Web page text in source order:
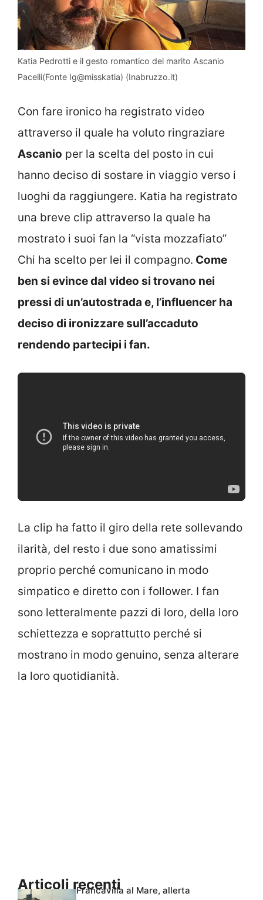
Katia Pedrotti e il gesto romantico del marito Ascanio
Pacelli(Fonte Ig@misskatia) (Inabruzzo.it)
Con fare ironico ha registrato video
attraverso il quale ha voluto ringraziare
Ascanio per la scelta del posto in cui
hanno deciso di sostare in viaggio verso i
luoghi da raggiungere. Katia ha registrato
una breve clip attraverso la quale ha
mostrato i suoi fan la “vista mozzafiato”
Chi ha scelto per lei il compagno. Come
ben si evince dal video si trovano nei
pressi di un’autostrada e, l’influencer ha
deciso di ironizzare sull’accaduto
rendendo partecipi i fan.
La clip ha fatto il giro della rete sollevando
ilarità, del resto i due sono amatissimi
proprio perché comunicano in modo
simpatico e diretto con i follower. I fan
sono letteralmente pazzi di loro, della loro
schiettezza e soprattutto perché si
mostrano in modo genuino, senza alterare
la loro quotidianità.
Articoli recentiFrancavilla al Mare, allerta